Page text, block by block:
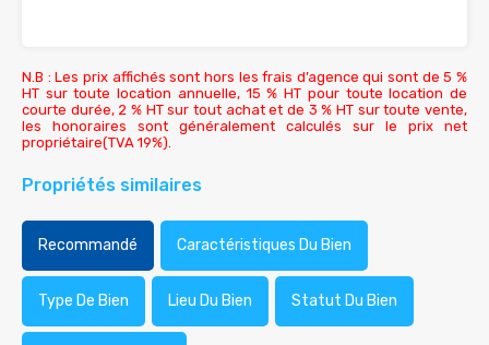
N.B : Les prix affichés sont hors les frais d’agence qui sont de 5 %
HT sur toute location annuelle, 15 % HT pour toute location de
courte durée, 2 % HT sur tout achat et de 3 % HT sur toute vente,
les honoraires sont généralement calculés sur le prix net
propriétaire(TVA 19%).
Propriétés similaires
Recommandé Caractéristiques Du Bien
Type De Bien Lieu Du Bien Statut Du Bien